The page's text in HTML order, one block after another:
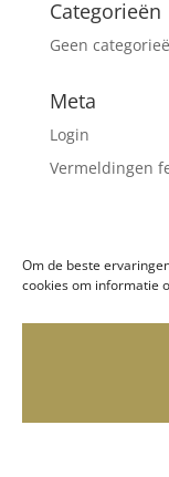
Om de beste
cookies om informatie
Categorieën
Geen
Meta
Login
Vermeldingen
© 2023
maakt